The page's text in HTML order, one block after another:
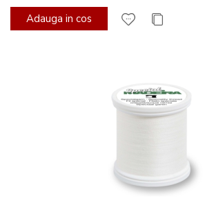
Adauga in cos